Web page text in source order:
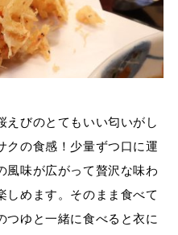
えびのとてもいい匂いがし
クの食感！少量ずつ口に運
風味が広がって贅沢な味わ
しめます。そのまま食べて
つゆと一緒に食べると衣に